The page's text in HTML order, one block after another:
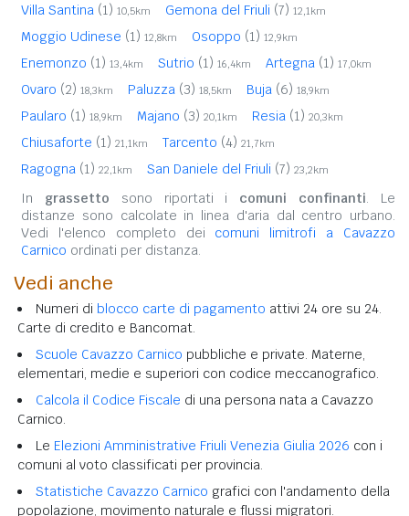
Villa Santina (1) 10,5km Gemona del Friuli (7) 12,1km
Moggio Udinese (1) 12,8km Osoppo (1) 12,9km
Enemonzo (1) 13,4km Sutrio (1) 16,4km Artegna (1) 17,0km
Ovaro (2) 18,3km Paluzza (3) 18,5km Buja (6) 18,9km
Paularo (1) 18,9km Majano (3) 20,1km Resia (1) 20,3km
Chiusaforte (1) 21,1km Tarcento (4) 21,7km
Ragogna (1) 22,1km San Daniele del Friuli (7) 23,2km
In grassetto sono riportati i comuni confinanti. Le
distanze sono calcolate in linea d'aria dal centro urbano.
Vedi l'elenco completo dei comuni limitrofi a Cavazzo
Carnico ordinati per distanza.
Vedi anche
Numeri di blocco carte di pagamento attivi 24 ore su 24.
Carte di credito e Bancomat.
Scuole Cavazzo Carnico pubbliche e private. Materne,
elementari, medie e superiori con codice meccanografico.
Calcola il Codice Fiscale di una persona nata a Cavazzo
Carnico.
Le Elezioni Amministrative Friuli Venezia Giulia 2026 con i
comuni al voto classificati per provincia.
Statistiche Cavazzo Carnico grafici con l'andamento della
popolazione, movimento naturale e flussi migratori.